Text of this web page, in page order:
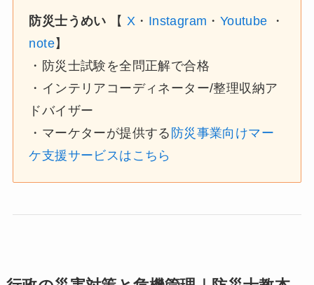
防災士うめい 【 X ・ Instagram ・ Youtube ・
note】
・防災士試験を全問正解で合格
・インテリアコーディネーター/整理収納ア
ドバイザー
・マーケターが提供する 防災事業向けマー
ケ支援サービスはこちら